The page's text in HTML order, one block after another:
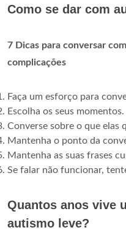
Como se dar com
7 Dicas para conversar
complicações
Faça um esforço para
Escolha os seus momentos.
Converse sobre o que elas
Mantenha o ponto da
Mantenha as suas frases
Se falar não funcionar,
Quantos anos vive
autismo leve?